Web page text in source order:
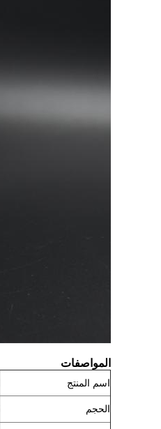
المواصفات
اسم المنتج
الحجم